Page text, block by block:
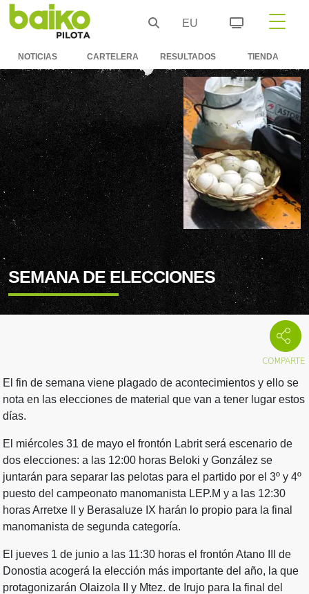
EU
NOTICIAS CARTELERA RESULTADOS TIENDA
SEMANA DE ELECCIONES
El fin de semana viene plagado de acontecimientos y ello se
nota en las elecciones de material que van a tener lugar estos
días.
El miércoles 31 de mayo el frontón Labrit será escenario de
dos elecciones: a las 12:00 horas Beloki y González se
juntarán para separar las pelotas para el partido por el 3º y 4º
puesto del campeonato manomanista LEP.M y a las 12:30
horas Arretxe II y Berasaluze IX harán lo propio para la final
manomanista de segunda categoría.
El jueves 1 de junio a las 11:30 horas el frontón Atano III de
Donostia acogerá la elección más importante del año, la que
protagonizarán Olaizola II y Mtez. de Irujo para la final del